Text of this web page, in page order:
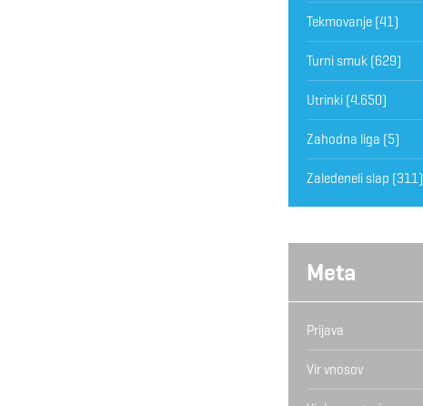
Tekmovanje(41)
Turni smuk(629)
Utrinki(4.650)
Zahodna liga (5)
Zaledeneli slap (311)
Meta
Prijava
Vir vnosov